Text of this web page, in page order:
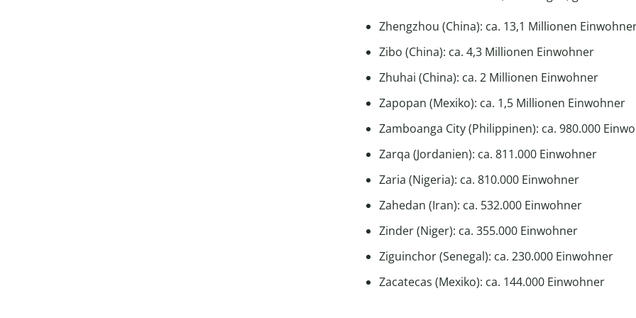
Zhengzhou (China): ca. 13,1 Millionen
Zibo (China): ca. 4,3 Millionen Einwohner
Zhuhai (China): ca. 2 Millionen Einwohner
Zapopan (Mexiko): ca. 1,5 Millionen Einwohner
Zamboanga City (Philippinen): ca. 980.000
Zarqa (Jordanien): ca. 811.000 Einwohner
Zaria (Nigeria): ca. 810.000 Einwohner
Zahedan (Iran): ca. 532.000 Einwohner
Zinder (Niger): ca. 355.000 Einwohner
Ziguinchor (Senegal): ca. 230.000 Einwohner
Zacatecas (Mexiko): ca. 144.000 Einwohner